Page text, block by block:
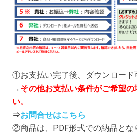
①お支払い完了後、ダウンロード
→ その他お支払い条件がご希望
い。
⇒お問合せはこちら
②商品は、PDF形式での納品とな